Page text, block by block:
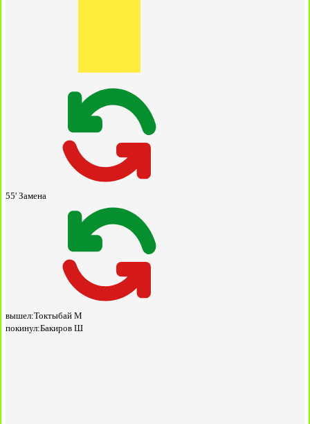
55' Замена
вышел:Токтыбай М
покинул:Бакиров Ш